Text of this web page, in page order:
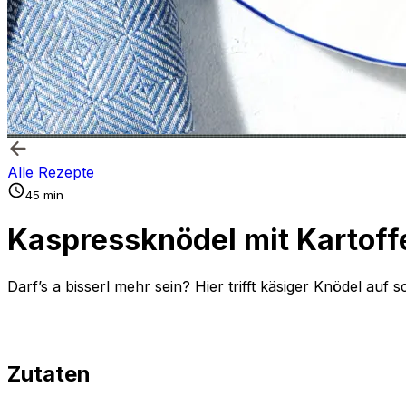
Alle Rezepte
45 min
Kaspressknödel mit
Darf’s a bisserl mehr sein? Hier trifft käsiger Knödel auf
Zutaten